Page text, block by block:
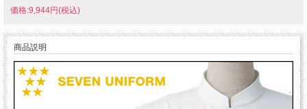
価格:9,944円(税込)
商品説明